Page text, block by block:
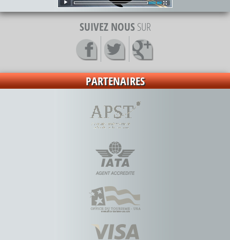
SUIVEZ NOUS SUR
PARTENAIRES